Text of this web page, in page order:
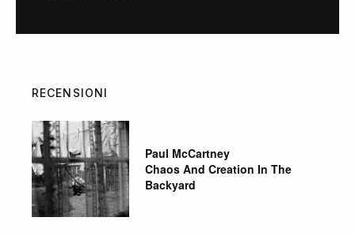
RECENSIONI
Paul McCartney
Chaos And Creation In The
Backyard